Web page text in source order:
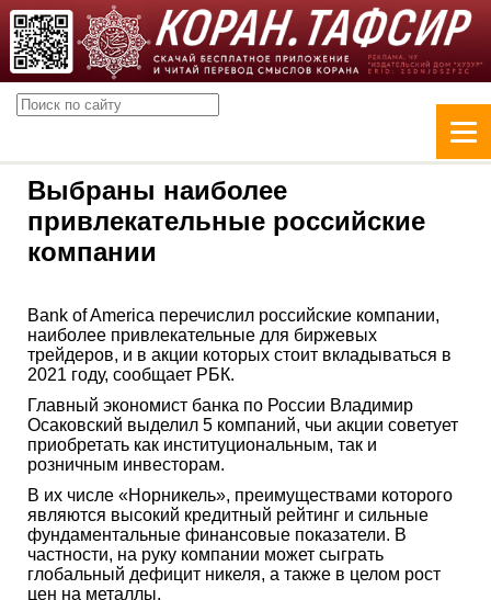
Выбраны наиболее
привлекательные российские
компании
Bank of America перечислил российские компании,
наиболее привлекательные для биржевых
трейдеров, и в акции которых стоит вкладываться в
2021 году, сообщает РБК.
Главный экономист банка по России Владимир
Осаковский выделил 5 компаний, чьи акции советует
приобретать как институциональным, так и
розничным инвесторам.
В их числе «Норникель», преимуществами которого
являются высокий кредитный рейтинг и сильные
фундаментальные финансовые показатели. В
частности, на руку компании может сыграть
глобальный дефицит никеля, а также в целом рост
цен на металлы.